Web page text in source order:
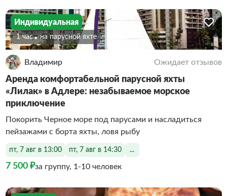
Индивидуальная
1 час На парусной яхте
Владимир Ожидает отзывов
Аренда комфортабельной парусной яхты
«Лилак» в Адлере: незабываемое морское
приключение
Покорить Черное море под парусами и насладиться
пейзажами с борта яхты, ловя рыбу
пт, 7 авг в 13:00 пт, 7 авг в 14:30 ...
7 500 ₽за группу, 1-10 человек